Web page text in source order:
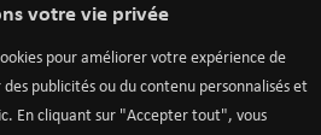
votre vie privée
pour améliorer votre expérience de
publicités ou du contenu personnalisés et
En cliquant sur "Accepter tout", vous